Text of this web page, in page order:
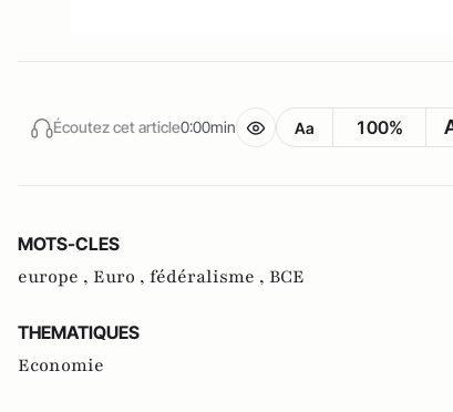
Écoutez cet article0:00min Aa 100%
MOTS-CLES
europe , Euro , fédéralisme , BCE
THEMATIQUES
Economie